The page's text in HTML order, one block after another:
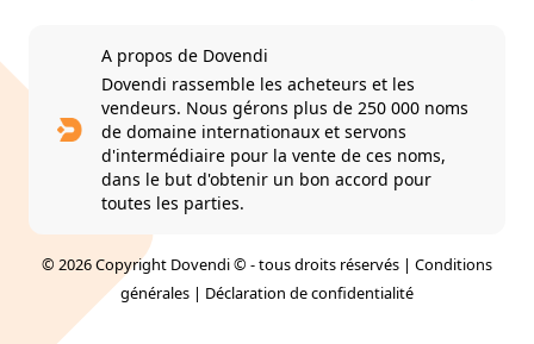
A propos de Dovendi
Dovendi rassemble les acheteurs et les
vendeurs. Nous gérons plus de 250 000 noms
de domaine internationaux et servons
d'intermédiaire pour la vente de ces noms,
dans le but d'obtenir un bon accord pour
toutes les parties.
© 2026 Copyright Dovendi © - tous droits réservés | Conditions
générales | Déclaration de confidentialité